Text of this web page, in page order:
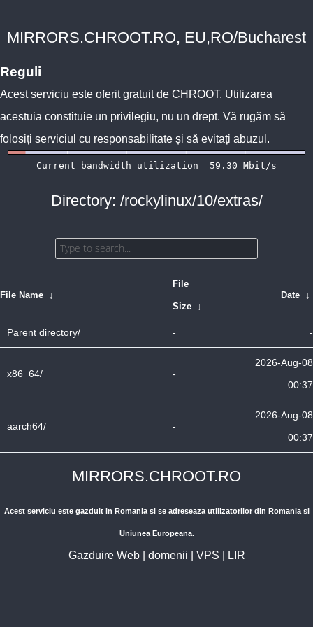
MIRRORS.CHROOT.RO, EU,RO/Bucharest
Reguli
Acest serviciu este oferit gratuit de CHROOT. Utilizarea
acestuia constituie un privilegiu, nu un drept. Vă rugăm să
folosiți serviciul cu responsabilitate și să evitați abuzul.
Directory: /rockylinux/10/extras/
File Name ↓
File
Size ↓
Date ↓
Parent directory/ - -
x86_64/ -
2026-Aug-08
00:37
aarch64/ -
2026-Aug-08
00:37
MIRRORS.CHROOT.RO
Acest serviciu este gazduit in Romania si se adreseaza utilizatorilor din Romania si
Uniunea Europeana.
Gazduire Web| domenii VPS LIR